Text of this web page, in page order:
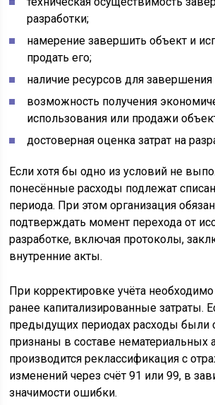
разработки;
намерение завершить объект и
продать его;
наличие ресурсов для завершения
возможность получения
использования или продажи
достоверная оценка затрат на
Если хотя бы одно из условий не
понесённые расходы подлежат
периода. При этом организация
подтверждать момент перехода от
разработке, включая протоколы,
внутренние акты.
При корректировке учёта
ранее капитализированные затраты.
предыдущих периодах расходы были
признаны в составе нематериальных
производится реклассификация с
изменений через счёт 91 или 99, в
значимости ошибки.